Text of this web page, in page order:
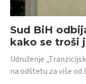
Sud BiH
kako se troši
Udruženje
na odštetu za više